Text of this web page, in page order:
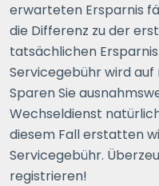
erwarteten Ersparnis
die Differenz zu der
tatsächlichen
Servicegebühr wird
Sparen Sie
Wechseldienst
diesem Fall erstatten
Servicegebühr.
registrieren!